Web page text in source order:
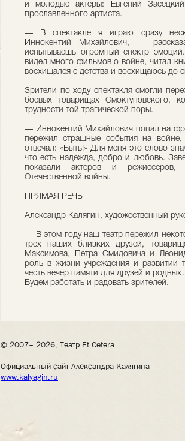
и молодые актеры: Евгений
прославленного артиста.
— В спектакле я играю сразу
Иннокентий Михайлович, —
испытываешь огромный спектр
видел много фильмов о войне, читал
восхищался с детства и восхищаюсь до
Зрители по ходу спектакля смогли
боевых товарищах Смоктуновского,
трудности той трагической поры.
— Иннокентий Михайлович попал на
пережил страшные события на
отвечал: «Быть!» Для меня это слово
что есть надежда, добро и любовь.
показали актеров и режиссеров,
Отечественной войны.
ПРЯМАЯ РЕЧЬ
Александр Калягин, художественный
— В этом году наш театр пережил
трех наших близких друзей,
Максимова, Петра Смидовича и
роль в жизни учреждения и развитии
честь вечер памяти для друзей и
Будем работать и радовать зрителей.
© 2007– 2026, Театр Et Cetera
Официальный сайт Александра Калягина
www.kalyagin.ru